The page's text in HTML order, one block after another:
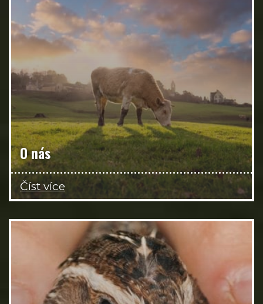
O nás
Číst více